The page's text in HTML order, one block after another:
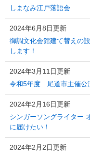
しまなみ江戸落語会
2024年6月8日更新
御調文化会館建て替えの
します！
2024年3月11日更新
令和5年度 尾道市主催公
2024年2月16日更新
シンガーソングライター
に届けたい！
2024年2月2日更新